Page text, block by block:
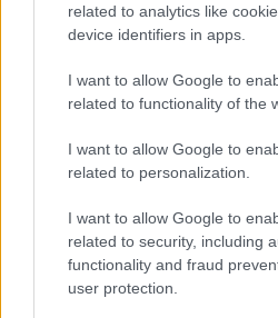
related to analytics like
device identifiers in apps.
I want to allow Google to
related to functionality of the
I want to allow Google to
related to personalization.
I want to allow Google to
related to security, including
functionality and fraud
user protection.
Dall’Europeo Under 19 alla
Alessandro Dellavalle
CALCIO